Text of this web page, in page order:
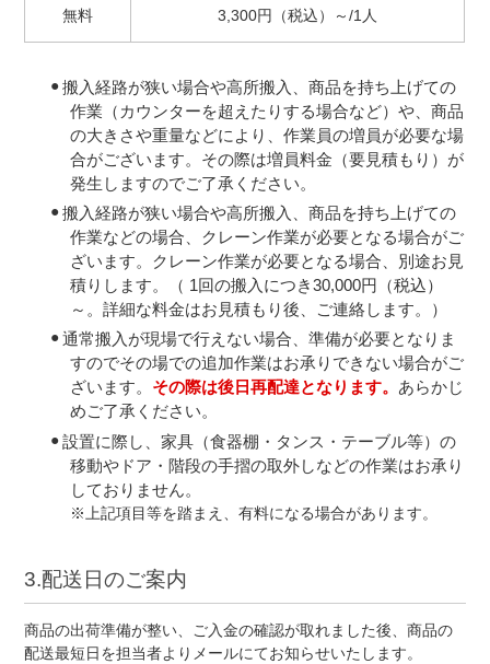
無料 3,300円（税込）～/1人
搬入経路が狭い場合や高所搬入、商品を持ち上げての
作業（カウンターを超えたりする場合など）や、商品
の大きさや重量などにより、作業員の増員が必要な場
合がございます。その際は増員料金（要見積もり）が
発生しますのでご了承ください。
搬入経路が狭い場合や高所搬入、商品を持ち上げての
作業などの場合、クレーン作業が必要となる場合がご
ざいます。クレーン作業が必要となる場合、別途お見
積りします。（ 1回の搬入につき30,000円（税込）
～。詳細な料金はお見積もり後、ご連絡します。）
通常搬入が現場で行えない場合、準備が必要となりま
すのでその場での追加作業はお承りできない場合がご
ざいます。 その際は後日再配達となります。 あらかじ
めご了承ください。
設置に際し、家具（食器棚・タンス・テーブル等）の
移動やドア・階段の手摺の取外しなどの作業はお承り
しておりません。
※上記項目等を踏まえ、有料になる場合があります。
3.配送日のご案内
商品の出荷準備が整い、ご入金の確認が取れました後、商品の
配送最短日を担当者よりメールにてお知らせいたします。